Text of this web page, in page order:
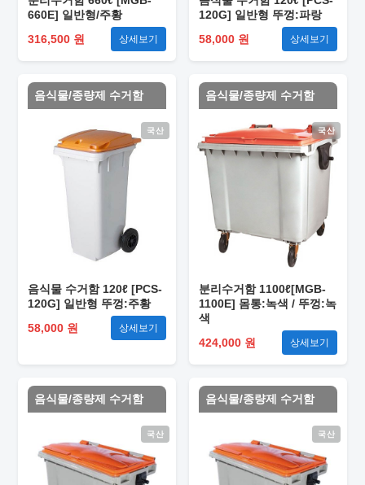
660E] 일반형/주황
316,500 원
상세보기
120G] 일반형 뚜껑:파랑
58,000 원
상세보기
음식물/종량제 수거함
국산
음식물 수거함 120ℓ [PCS-
120G] 일반형 뚜껑:주황
58,000 원
상세보기
음식물/종량제 수거함
국산
분리수거함 1100ℓ[MGB-
1100E] 몸통:녹색 / 뚜껑:녹
색
424,000 원
상세보기
음식물/종량제 수거함
국산
음식물/종량제 수거함
국산